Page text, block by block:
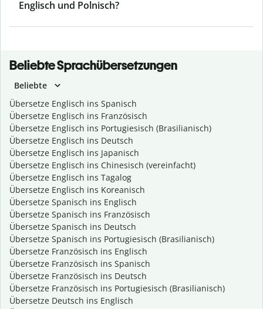
Englisch und Polnisch?
Beliebte Sprachübersetzungen
Beliebte
Übersetze Englisch ins Spanisch
Übersetze Englisch ins Französisch
Übersetze Englisch ins Portugiesisch (Brasilianisch)
Übersetze Englisch ins Deutsch
Übersetze Englisch ins Japanisch
Übersetze Englisch ins Chinesisch (vereinfacht)
Übersetze Englisch ins Tagalog
Übersetze Englisch ins Koreanisch
Übersetze Spanisch ins Englisch
Übersetze Spanisch ins Französisch
Übersetze Spanisch ins Deutsch
Übersetze Spanisch ins Portugiesisch (Brasilianisch)
Übersetze Französisch ins Englisch
Übersetze Französisch ins Spanisch
Übersetze Französisch ins Deutsch
Übersetze Französisch ins Portugiesisch (Brasilianisch)
Übersetze Deutsch ins Englisch